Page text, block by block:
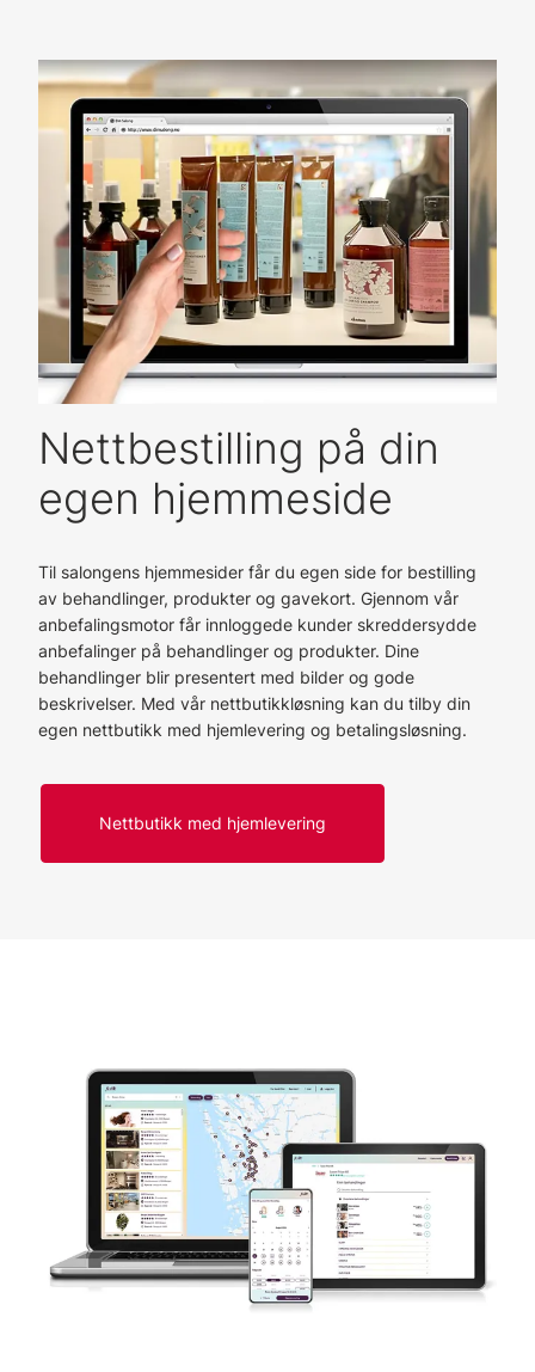
Nettbestilling på din
egen hjemmeside
Til salongens hjemmesider får du egen side for bestilling
av behandlinger, produkter og gavekort. Gjennom vår
anbefalingsmotor får innloggede kunder skreddersydde
anbefalinger på behandlinger og produkter. Dine
behandlinger blir presentert med bilder og gode
beskrivelser. Med vår nettbutikkløsning kan du tilby din
egen nettbutikk med hjemlevering og betalingsløsning.
Nettbutikk med hjemlevering